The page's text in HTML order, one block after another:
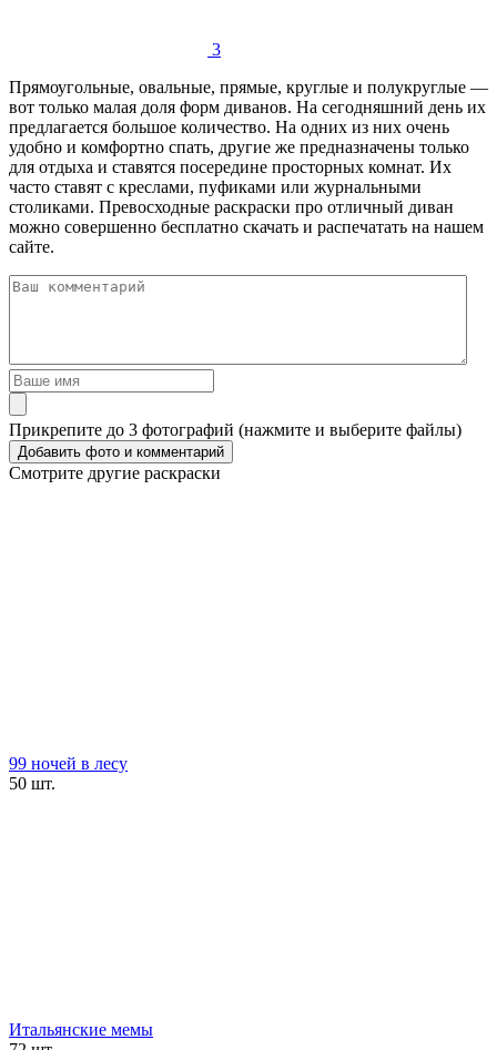
3
Прямоугольные, овальные, прямые, круглые и полукруглые —
вот только малая доля форм диванов. На сегодняшний день их
предлагается большое количество. На одних из них очень
удобно и комфортно спать, другие же предназначены только
для отдыха и ставятся посередине просторных комнат. Их
часто ставят с креслами, пуфиками или журнальными
столиками. Превосходные раскраски про отличный диван
можно совершенно бесплатно скачать и распечатать на нашем
сайте.
Прикрепите до 3 фотографий (нажмите и выберите файлы)
Смотрите другие раскраски
99 ночей в лесу
50 шт.
Итальянские мемы